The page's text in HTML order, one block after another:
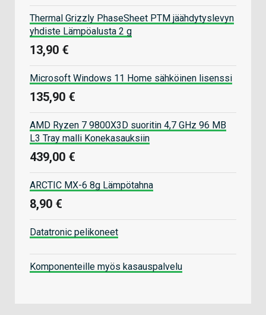
Thermal Grizzly PhaseSheet PTM jäähdytyslevyn
yhdiste Lämpöalusta 2 g
13,90 €
Microsoft Windows 11 Home sähköinen lisenssi
135,90 €
AMD Ryzen 7 9800X3D suoritin 4,7 GHz 96 MB
L3 Tray malli Konekasauksiin
439,00 €
ARCTIC MX-6 8g Lämpötahna
8,90 €
Datatronic pelikoneet
Komponenteille myös kasauspalvelu